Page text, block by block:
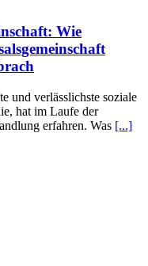
Wie
und verlässlichste soziale
hat im Laufe der
erfahren. Was [...]